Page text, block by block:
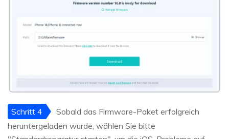
Schritt 4
Sobald das Firmware-Paket erfolgreich
heruntergeladen wurde, wählen Sie bitte